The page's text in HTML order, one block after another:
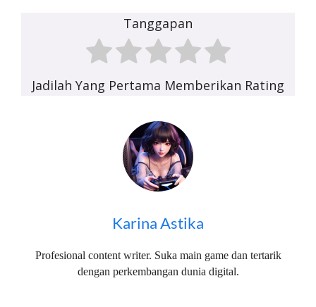
Tanggapan
Jadilah Yang Pertama Memberikan Rating
Karina Astika
Profesional content writer. Suka main game dan tertarik
dengan perkembangan dunia digital.